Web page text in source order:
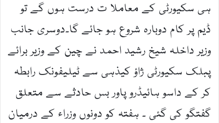
ہی سکیورٹی کے معاملا ت درست ہوں گے تو
ڈیم پر کام دوبارہ شروع ہو جائے گا۔دوسری جانب
وزیر داخلہ شیخ رشید احمد نے چین کے وزیر برائے
پبلک سکیورٹی ژاؤ کیذہی سے ٹیلیفونک رابطہ
کر کے داسو ہائیڈرو پاور بس حادثے سے متعلق
گفتگو کی گئی ۔ ہفتہ کو دونوں وزراء کے درمیان